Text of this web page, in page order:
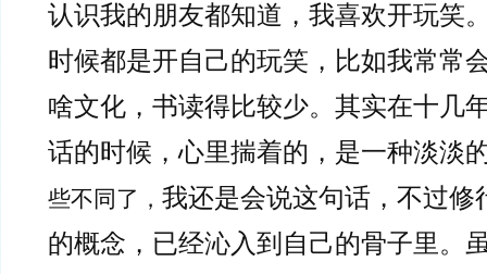
认识我的朋友都知道，我喜欢开玩笑
时候都是开自己的玩笑，比如我常常
啥文化，书读得比较少。其实在十几
话的时候，心里揣着的，是一种淡淡
些不同了， 我还是会说这句话，不过修
的概念，已经沁入到自己的骨子里。